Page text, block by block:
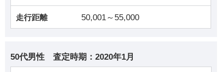
走行距離 50,001～55,000
50代男性 査定時期： 2020年1月